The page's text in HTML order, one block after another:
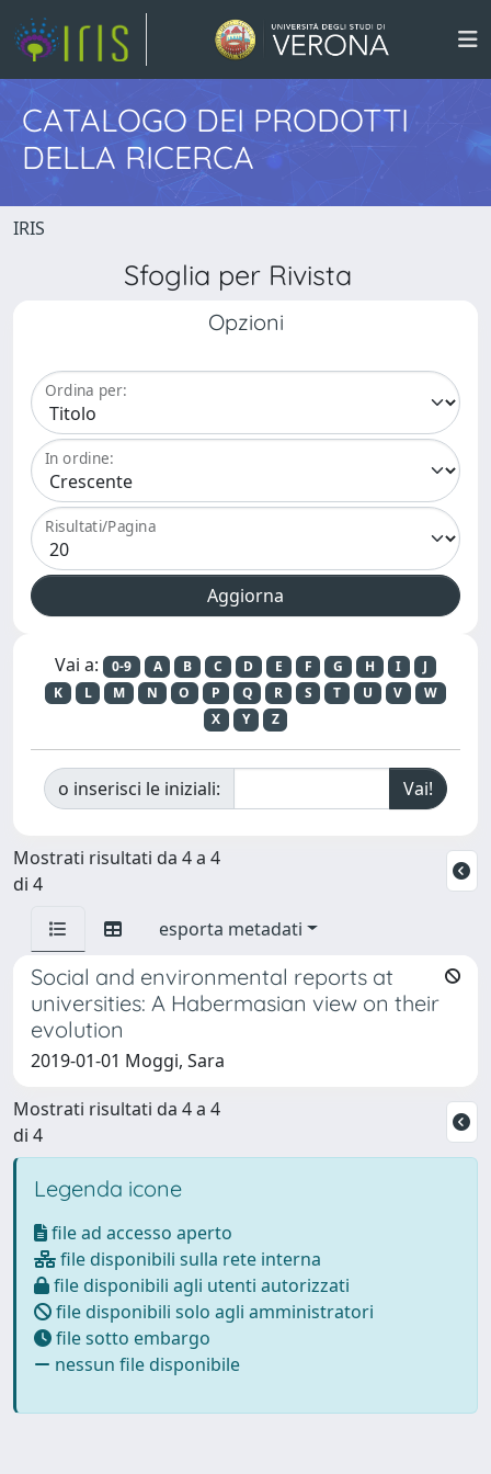
CATALOGO DEI PRODOTTI
DELLA RICERCA
IRIS
Sfoglia per Rivista
Opzioni
Ordina per:
In ordine:
Risultati/Pagina
Vai a: 0-9 A B C D E F G H I
J
K
L M N O P Q R S T U V
W
X
Y Z
o inserisci le iniziali:
Mostrati risultati da 4 a 4
di 4
esporta metadati
Social and environmental reports at
universities: A Habermasian view on their
evolution
2019-01-01 Moggi, Sara
Mostrati risultati da 4 a 4
di 4
Legenda icone
file ad accesso aperto
file disponibili sulla rete interna
file disponibili agli utenti autorizzati
file disponibili solo agli amministratori
file sotto embargo
nessun file disponibile